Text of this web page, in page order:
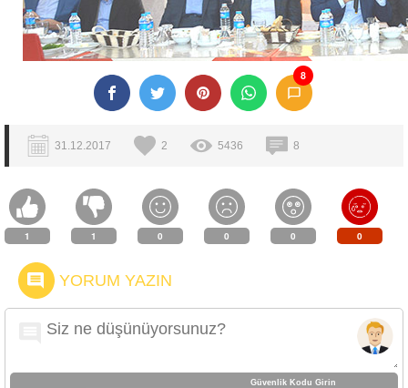
8
31.12.2017 2 5436 8
1 1 0 0 0 0
YORUM YAZIN
Güvenlik Kodu Girin